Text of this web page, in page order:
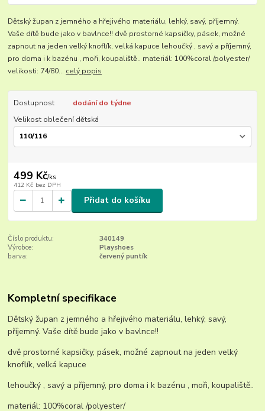
Dětský župan z jemného a hřejivého materiálu, lehký, savý, příjemný.
Vaše dítě bude jako v bavlnce!! dvě prostorné kapsičky, pásek, možné
zapnout na jeden velký knoflík, velká kapuce lehoučký , savý a příjemný,
pro doma i k bazénu , moři, koupaliště.. materiál: 100%coral /polyester/
velikosti: 74/80... celý popis
Dostupnost
dodání do týdne
Velikost oblečení dětská
499 Kč/ks
412 Kč bez DPH
Přidat do košíku
Číslo produktu:
340149
Výrobce:
Playshoes
barva:
červený puntík
Kompletní specifikace
Dětský župan z jemného a hřejivého materiálu, lehký, savý,
příjemný. Vaše dítě bude jako v bavlnce!!
dvě prostorné kapsičky, pásek, možné zapnout na jeden velký
knoflík, velká kapuce
lehoučký , savý a příjemný, pro doma i k bazénu , moři, koupaliště..
materiál: 100%coral /polyester/